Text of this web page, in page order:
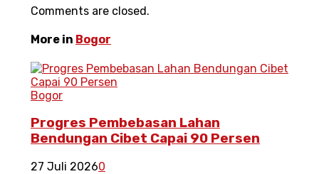
Comments are closed.
More in Bogor
Bogor
Progres Pembebasan Lahan
Bendungan Cibet Capai 90 Persen
27 Juli 20260